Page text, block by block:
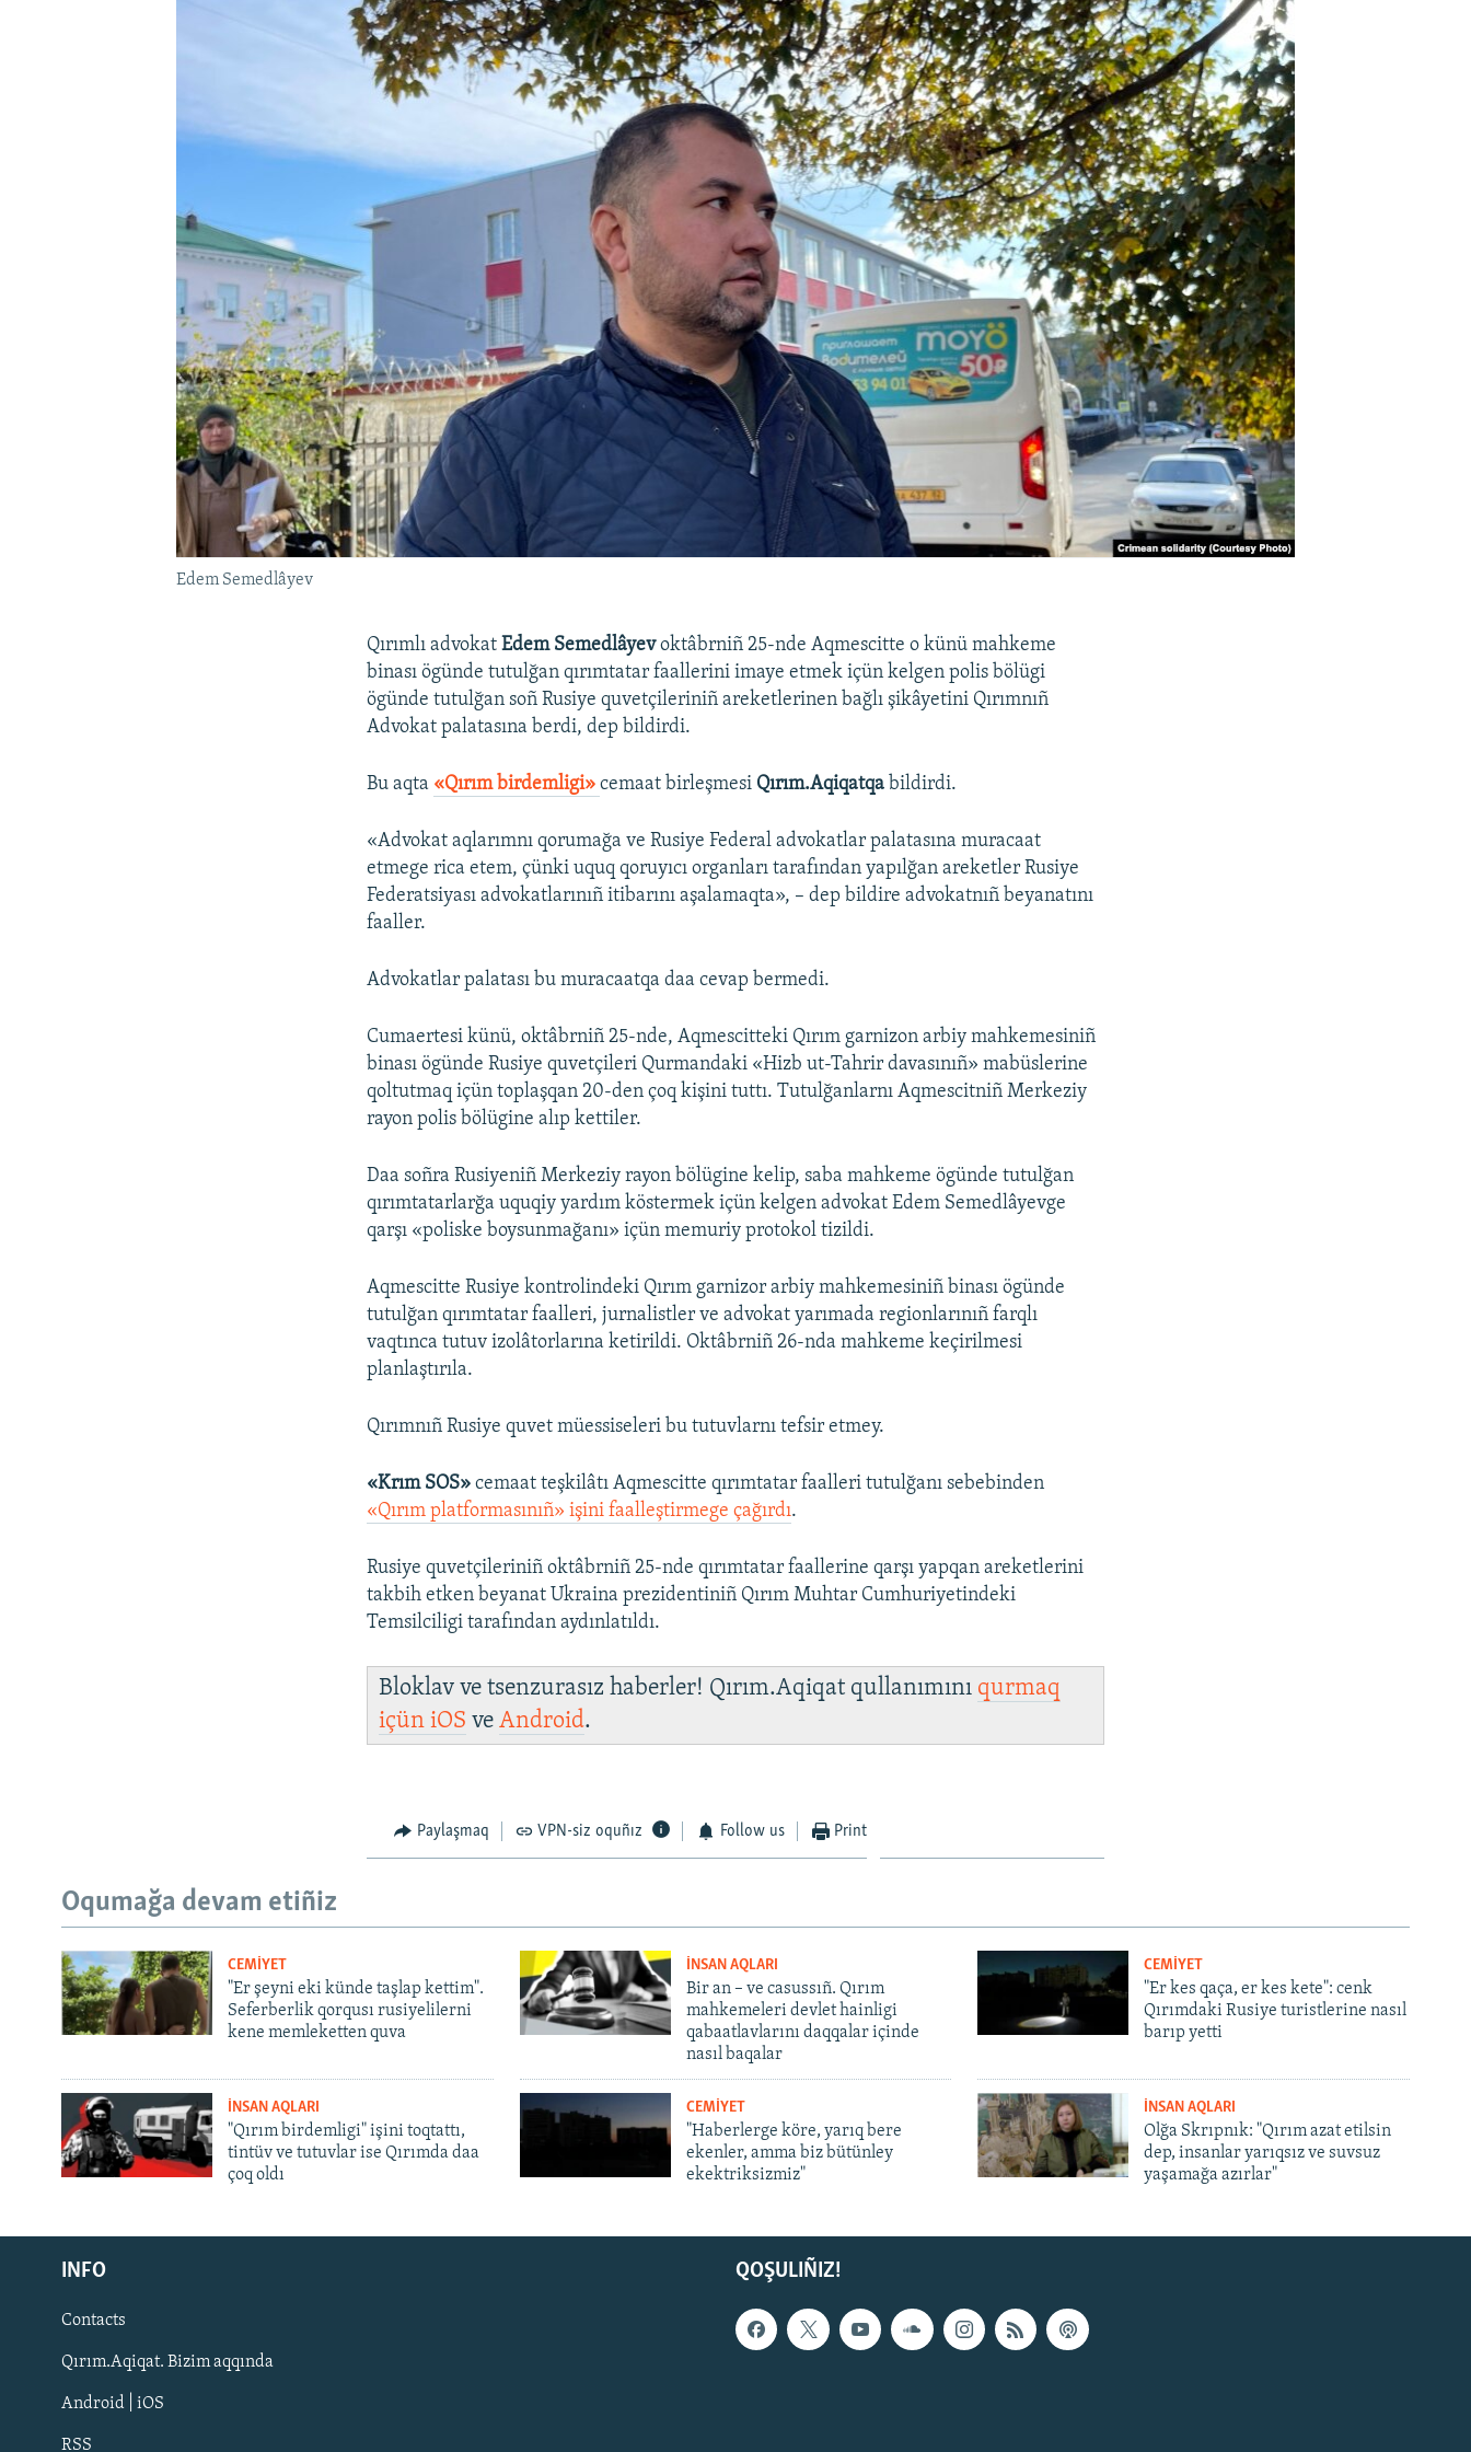
Русский
Українською
QOŞULIÑIZ!
Edem Semedlâyev
Qırımlı advokatEdem Semedlâyevoktâbrniñ 25-nde Aqmescitte o künü mahkeme
binası ögünde tutulğan qırımtatar faallerini imaye etmek içün kelgen polis bölügi
ögünde tutulğan soñ Rusiye quvetçileriniñ areketlerinen bağlı şikâyetini Qırımnıñ
Advokat palatasına berdi, dep bildirdi.
Bu aqta «Qırım birdemligi»cemaat birleşmesi Qırım.Aqiqatqa bildirdi.
«Advokat aqlarımnı qorumağa ve Rusiye Federal advokatlar palatasına muracaat
etmege rica etem, çünki uquq qoruyıcı organları tarafından yapılğan areketler Rusiye
Federatsiyası advokatlarınıñ itibarını aşalamaqta», – dep bildire advokatnıñ beyanatını
faaller.
Advokatlar palatası bu muracaatqa daa cevap bermedi.
Cumaertesi künü, oktâbrniñ 25-nde, Aqmescitteki Qırım garnizon arbiy mahkemesiniñ
binası ögünde Rusiye quvetçileri Qurmandaki «Hizb ut-Tahrir davasınıñ» mabüslerine
qoltutmaq içün toplaşqan 20-den çoq kişini tuttı. Tutulğanlarnı Aqmescitniñ Merkeziy
rayon polis bölügine alıp kettiler.
Daa soñra Rusiyeniñ Merkeziy rayon bölügine kelip, saba mahkeme ögünde tutulğan
qırımtatarlarğa uquqiy yardım köstermek içün kelgen advokat Edem Semedlâyevge
qarşı «poliske boysunmağanı» içün memuriy protokol tizildi.
Aqmescitte Rusiye kontrolindeki Qırım garnizor arbiy mahkemesiniñ binası ögünde
tutulğan qırımtatar faalleri, jurnalistler ve advokat yarımada regionlarınıñ farqlı
vaqtınca tutuv izolâtorlarına ketirildi. Oktâbrniñ 26-nda mahkeme keçirilmesi
planlaştırıla.
Qırımnıñ Rusiye quvet müessiseleri bu tutuvlarnı tefsir etmey.
«Krım SOS» cemaat teşkilâtı Aqmescitte qırımtatar faalleri tutulğanı sebebinden
«Qırım platformasınıñ» işini faalleştirmege çağırdı.
Rusiye quvetçileriniñ oktâbrniñ 25-nde qırımtatar faallerine qarşı yapqan areketlerini
takbih etken beyanat Ukraina prezidentiniñ Qırım Muhtar Cumhuriyetindeki
Temsilciligi tarafından aydınlatıldı.
Bloklav ve tsenzurasız haberler! Qırım.Aqiqat qullanımını qurmaq
içüniOS veAndroid.
Paylaşmaq VPN-siz oquñız Follow us Print
Oqumağa devam etiñiz
CEMİYET
"Er şeyni eki künde taşlap kettim".
Seferberlik qorqusı rusiyelilerni
kene memleketten quva
İNSAN AQLARI
Bir an – ve casussıñ. Qırım
mahkemeleri devlet hainligi
qabaatlavlarını daqqalar içinde
nasıl baqalar
CEMİYET
"Er kes qaça, er kes kete": cenk
Qırımdaki Rusiye turistlerine nasıl
barıp yetti
İNSAN AQLARI
"Qırım birdemligi" işini toqtattı,
tintüv ve tutuvlar ise Qırımda daa
çoq oldı
CEMİYET
"Haberlerge köre, yarıq bere
ekenler, amma biz bütünley
ekektriksizmiz"
İNSAN AQLARI
Olğa Skrıpnık: "Qırım azat etilsin
dep, insanlar yarıqsız ve suvsuz
yaşamağa azırlar"
QOŞULIÑIZ!
INFO
Contacts
Qırım.Aqiqat. Bizim aqqında
Android | iOS
RSS